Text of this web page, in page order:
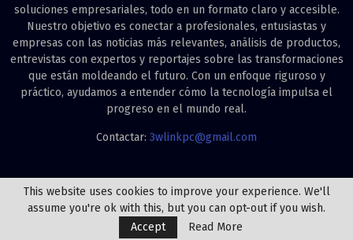
soluciones empresariales, todo en un formato claro y accesible.
Nuestro objetivo es conectar a profesionales, entusiastas y
empresas con las noticias más relevantes, análisis de productos,
entrevistas con expertos y reportajes sobre las transformaciones
que están moldeando el futuro. Con un enfoque riguroso y
práctico, ayudamos a entender cómo la tecnología impulsa el
progreso en el mundo real.
Contactar: 3wlinkpc@gmail.com
@2025 - 3w.linkpc.net. All Right Reserved.
This website uses cookies to improve your experience. We'll
assume you're ok with this, but you can opt-out if you wish.
Accept
Read More